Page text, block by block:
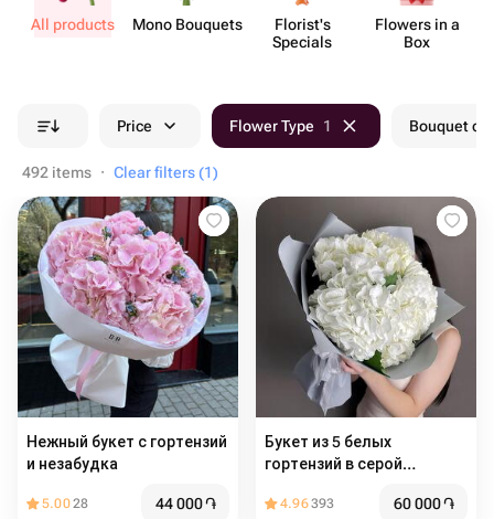
All products Mono Bouquets
Florist's
Specials
Flowers in a
Box
Price Flower Type 1 Bouquet
492 items · Clear filters (1)
Нежный букет с гортензий
и незабудка
5.0028 44 000֏
Букет из 5 белых
гортензий в серой
4.96393 60 000֏